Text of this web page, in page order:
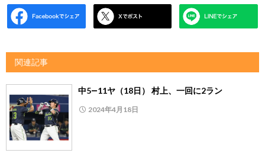
関連記事
中5―11ヤ（18日） 村上、一回に2ラン
2024年4月18日